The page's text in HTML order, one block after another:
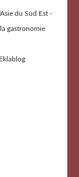
du Sud Est -
gastronomie